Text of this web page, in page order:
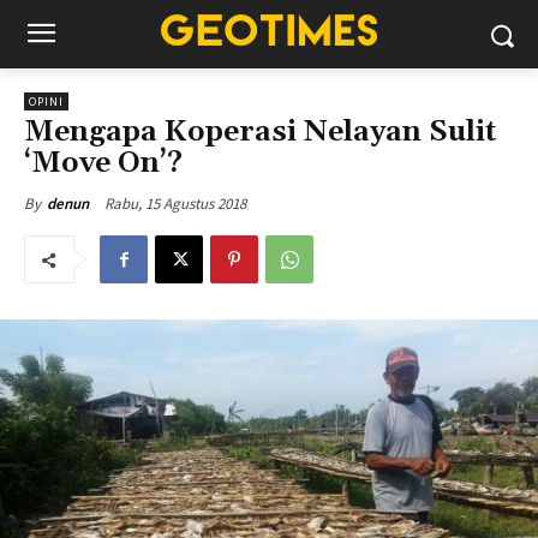
OPINI
Mengapa Koperasi Nelayan Sulit
‘Move On’?
By denun Rabu, 15 Agustus 2018